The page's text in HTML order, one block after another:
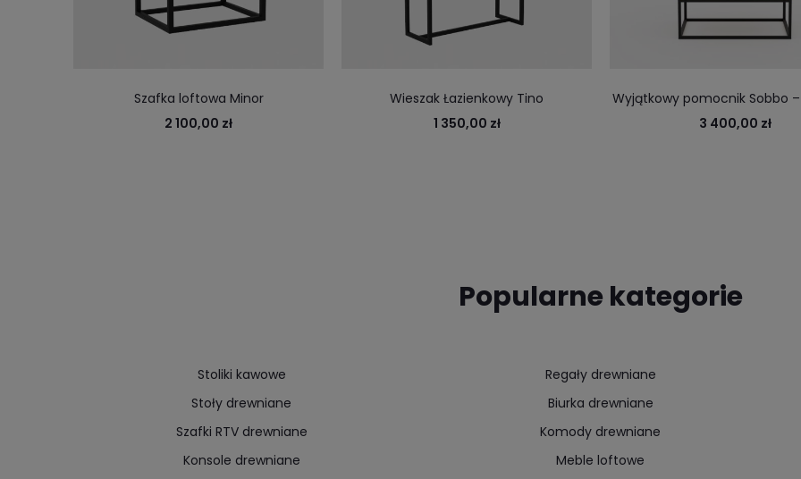
Szafka loftowa Minor
2 100,00 zł
Wieszak Łazienkowy Tino
1 350,00 zł
Wyjątkowy pomocnik Sobbo
i praktyczność. Wygodna
3 400,00 zł
Popularne kategorie
Stoliki kawowe
Stoły drewniane
Szafki RTV drewniane
Konsole drewniane
Regały drewniane
Biurka drewniane
Komody drewniane
Meble loftowe